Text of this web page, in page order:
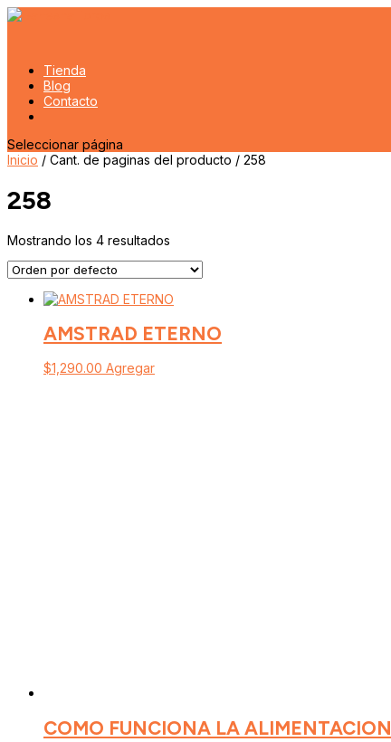
Tienda
Blog
Contacto
Seleccionar página
Inicio / Cant. de paginas del producto / 258
258
Mostrando los 4 resultados
AMSTRAD ETERNO
$1,290.00 Agregar
COMO FUNCIONA LA ALIMENTACION